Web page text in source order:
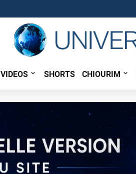
VIDEOS SHORTS CHIOURIM